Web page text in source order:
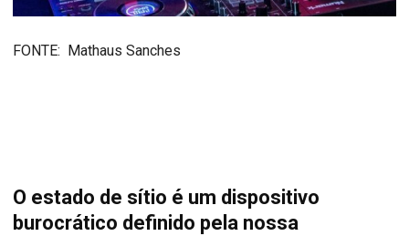
FONTE: Mathaus Sanches
O estado de sítio é um dispositivo
burocrático definido pela nossa